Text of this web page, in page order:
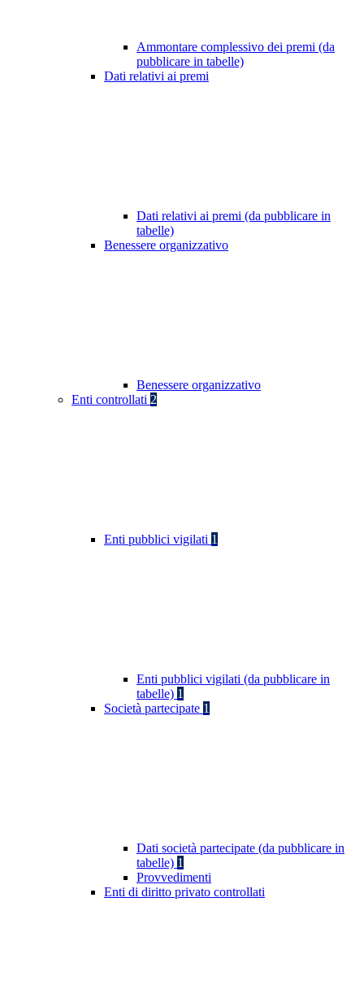
Ammontare complessivo dei premi (da
pubblicare in tabelle)
Dati relativi ai premi
Dati relativi ai premi (da pubblicare in
tabelle)
Benessere organizzativo
Benessere organizzativo
Enti controllati 2
Enti pubblici vigilati 1
Enti pubblici vigilati (da pubblicare in
tabelle) 1
Società partecipate 1
Dati società partecipate (da pubblicare in
tabelle) 1
Provvedimenti
Enti di diritto privato controllati